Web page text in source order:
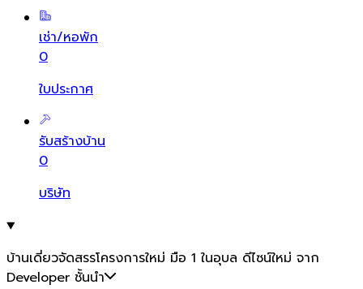
เช่า/หอพัก
0
ใบประกาศ
รับสร้างบ้าน
0
บริษัท
บ้านเดี่ยวจัดสรรโครงการใหม่ มือ 1 ในอุบล ดีไซน์ใหม่ จาก
Developer ชั้นนำ